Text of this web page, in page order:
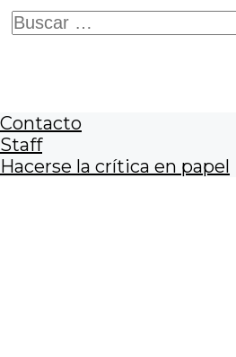
Buscar:
Contacto
Staff
Hacerse la crítica en papel